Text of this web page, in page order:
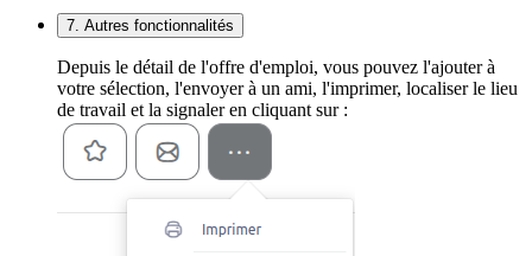
7. Autres fonctionnalités
Depuis le détail de l'offre d'emploi, vous pouvez l'ajouter à
votre sélection, l'envoyer à un ami, l'imprimer, localiser le lieu
de travail et la signaler en cliquant sur :